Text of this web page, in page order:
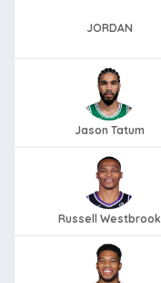
JORDAN
Jason Tatum
Russell Westbrook